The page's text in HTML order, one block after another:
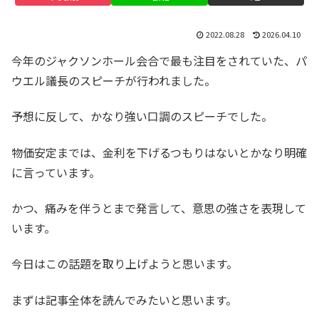
2022.08.28 2026.04.10
今年のジャクソンホール会合で最も注目をされていた、パ
ウエル議長のスピーチが行われました。
予想に反して、かなり強い口調のスピーチでした。
物価安定までは、金利を下げるつもりはないとかなり明確
に言っています。
かつ、痛みを伴うとまで発言して、意思の強さを表現して
います。
今日はこの話題を取り上げようと思います。
まずは記事全体を読んでみたいと思います。